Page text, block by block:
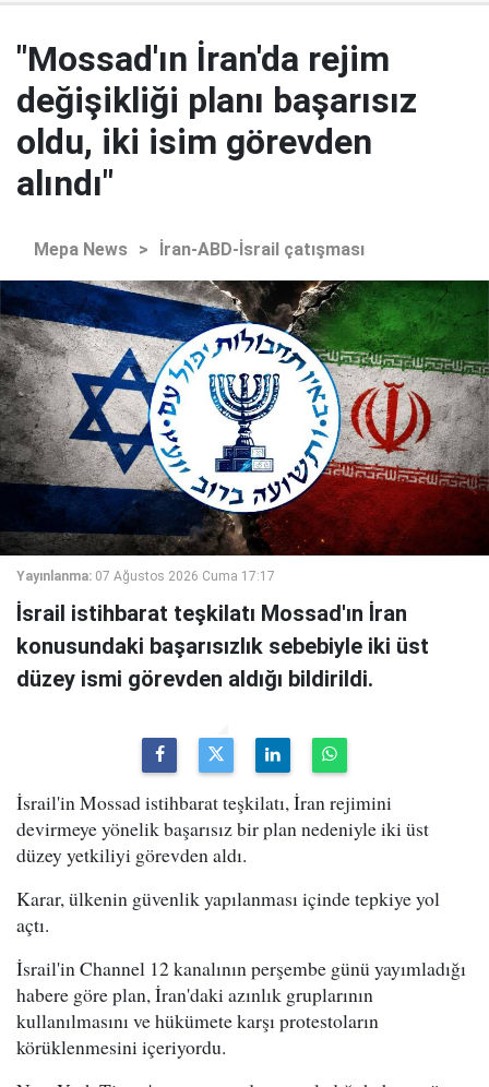
"Mossad'ın İran'da rejim
değişikliği planı başarısız
oldu, iki isim görevden
alındı"
Mepa News > İran-ABD-İsrail çatışması
Yayınlanma: 07 Ağustos 2026 Cuma 17:17
İsrail istihbarat teşkilatı Mossad'ın İran
konusundaki başarısızlık sebebiyle iki üst
düzey ismi görevden aldığı bildirildi.
İsrail'in Mossad istihbarat teşkilatı, İran rejimini
devirmeye yönelik başarısız bir plan nedeniyle iki üst
düzey yetkiliyi görevden aldı.
Karar, ülkenin güvenlik yapılanması içinde tepkiye yol
açtı.
İsrail'in Channel 12 kanalının perşembe günü yayımladığı
habere göre plan, İran'daki azınlık gruplarının
kullanılmasını ve hükümete karşı protestoların
körüklenmesini içeriyordu.